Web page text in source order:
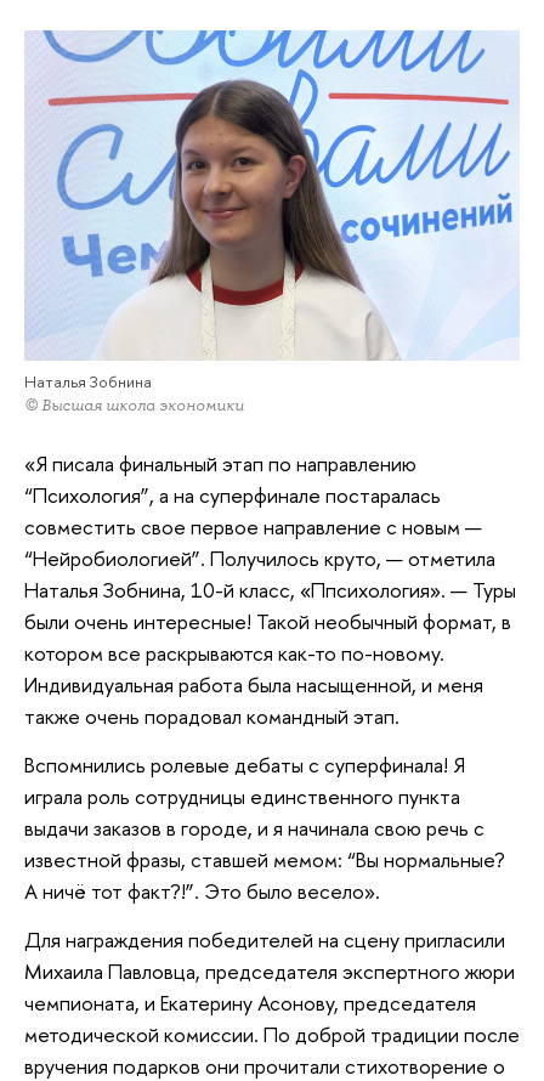
Наталья Зобнина
© Высшая школа экономики
«Я писала финальный этап по направлению
“Психология”, а на суперфинале постаралась
совместить свое первое направление с новым —
“Нейробиологией”. Получилось круто, — отметила
Наталья Зобнина, 10-й класс, «Ппсихология». — Туры
были очень интересные! Такой необычный формат, в
котором все раскрываются как-то по-новому.
Индивидуальная работа была насыщенной, и меня
также очень порадовал командный этап.
Вспомнились ролевые дебаты с суперфинала! Я
играла роль сотрудницы единственного пункта
выдачи заказов в городе, и я начинала свою речь с
известной фразы, ставшей мемом: “Вы нормальные?
А ничё тот факт?!”. Это было весело».
Для награждения победителей на сцену пригласили
Михаила Павловца, председателя экспертного жюри
чемпионата, и Екатерину Асонову, председателя
методической комиссии. По доброй традиции после
вручения подарков они прочитали стихотворение о